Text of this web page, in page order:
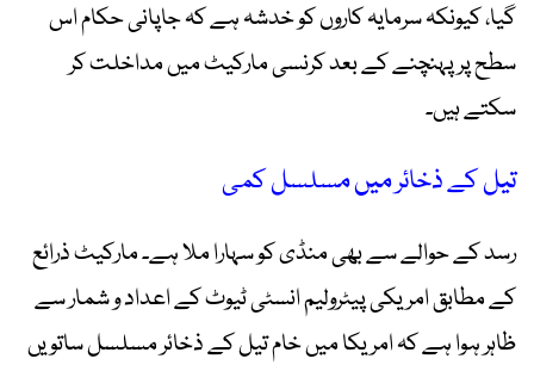
گیا، کیونکہ سرمایہ کاروں کو خدشہ ہے کہ جاپانی حکام اس
سطح پر پہنچنے کے بعد کرنسی مارکیٹ میں مداخلت کر
سکتے ہیں۔
تیل کے ذخائر میں مسلسل کمی
رسد کے حوالے سے بھی منڈی کو سہارا ملا ہے۔ مارکیٹ ذرائع
کے مطابق امریکی پیٹرولیم انسٹی ٹیوٹ کے اعداد و شمار سے
ظاہر ہوا ہے کہ امریکا میں خام تیل کے ذخائر مسلسل ساتویں